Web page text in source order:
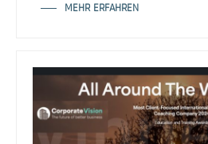
MEHR ERFAHREN